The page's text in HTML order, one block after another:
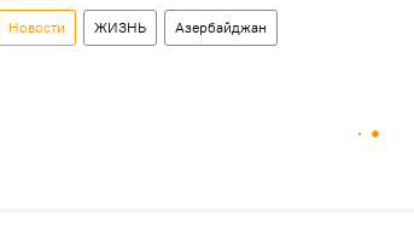
Новости ЖИЗНЬ Азербайджан